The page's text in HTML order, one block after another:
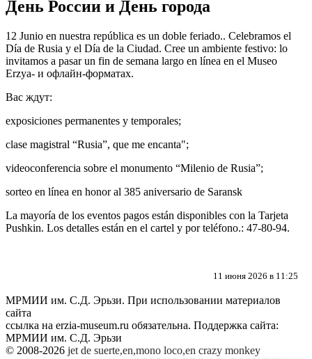
День России и День города
12 Junio ​​en nuestra república es un doble feriado.. Celebramos el
Día de Rusia y el Día de la Ciudad. Cree un ambiente festivo: lo
invitamos a pasar un fin de semana largo en línea en el Museo
Erzya- и офлайн-форматах.
Вас ждут:
exposiciones permanentes y temporales;
clase magistral “Rusia”, que me encanta";
videoconferencia sobre el monumento “Milenio de Rusia”;
sorteo en línea en honor al 385 aniversario de Saransk
La mayoría de los eventos pagos están disponibles con la Tarjeta
Pushkin. Los detalles están en el cartel y por teléfono.: 47-80-94.
11 июня 2026 в 11:25
МРМИИ им. С.Д. Эрьзи. При использовании материалов
сайта
ссылка на erzia-museum.ru обязательна. Поддержка сайта:
МРМИИ им. С.Д. Эрьзи
© 2008-2026 jet de suerte,en,mono loco,en crazy monkey